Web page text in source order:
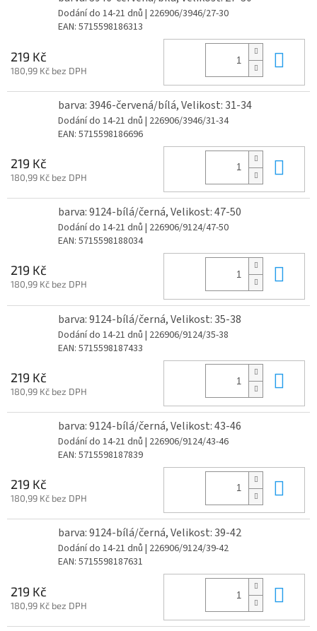
Dodání do 14-21 dnů | 226906/3946/27-30
EAN: 5715598186313
219 Kč
180,99 Kč bez DPH
barva: 3946-červená/bílá, Velikost: 31-34
Dodání do 14-21 dnů | 226906/3946/31-34
EAN: 5715598186696
219 Kč
180,99 Kč bez DPH
barva: 9124-bílá/černá, Velikost: 47-50
Dodání do 14-21 dnů | 226906/9124/47-50
EAN: 5715598188034
219 Kč
180,99 Kč bez DPH
barva: 9124-bílá/černá, Velikost: 35-38
Dodání do 14-21 dnů | 226906/9124/35-38
EAN: 5715598187433
219 Kč
180,99 Kč bez DPH
barva: 9124-bílá/černá, Velikost: 43-46
Dodání do 14-21 dnů | 226906/9124/43-46
EAN: 5715598187839
219 Kč
180,99 Kč bez DPH
barva: 9124-bílá/černá, Velikost: 39-42
Dodání do 14-21 dnů | 226906/9124/39-42
EAN: 5715598187631
219 Kč
180,99 Kč bez DPH